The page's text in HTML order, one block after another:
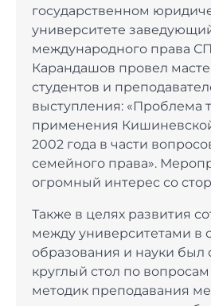
государственном
университете
международного права
Карандашов провел
студентов и
выступления: «Проблема
применения
2002 года в части
семейного права».
огромный интерес со
Также в целях развития
между университетами в
образования и науки был
круглый стол по
методик преподавания